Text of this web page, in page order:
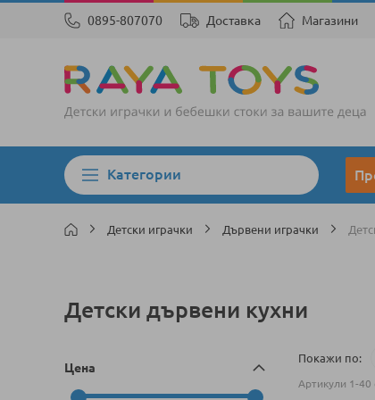
0895-807070 Доставка Магазини
Категории
Детски играчки Дървени играчки
Детски дървени кухни
Покажи по
Артикули 1-40
Цена